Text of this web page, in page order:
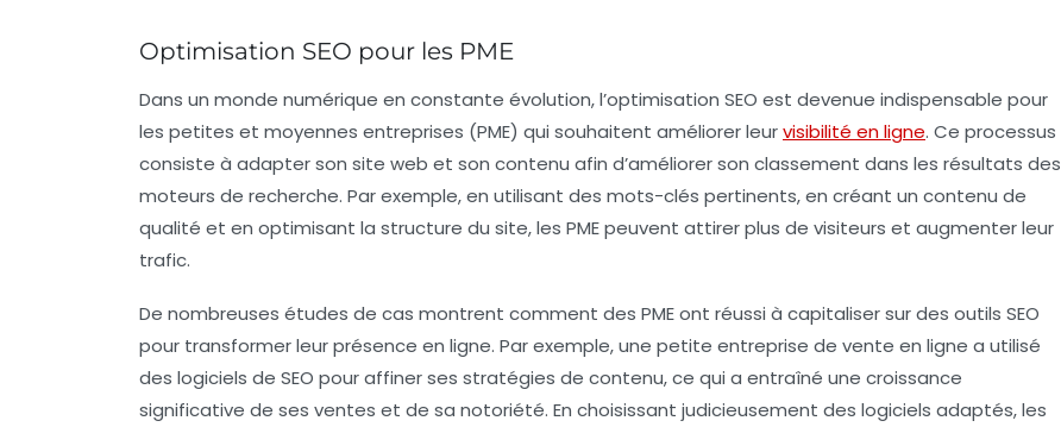
Optimisation SEO pour les PME
Dans un monde numérique en constante évolution, l’optimisation SEO est devenue indispensable pour
les petites et moyennes entreprises (PME) qui souhaitent améliorer leurvisibilité en ligne. Ce processus
consiste à adapter son site web et son contenu afin d’améliorer son classement dans les résultats des
moteurs de recherche. Par exemple, en utilisant des mots-clés pertinents, en créant un contenu de
qualité et en optimisant la structure du site, les PME peuvent attirer plus de visiteurs et augmenter leur
trafic.
De nombreuses études de cas montrent comment des PME ont réussi à capitaliser sur des outils SEO
pour transformer leur présence en ligne. Par exemple, une petite entreprise de vente en ligne a utilisé
des logiciels de SEO pour affiner ses stratégies de contenu, ce qui a entraîné une croissance
significative de ses ventes et de sa notoriété. En choisissant judicieusement des logiciels adaptés, les